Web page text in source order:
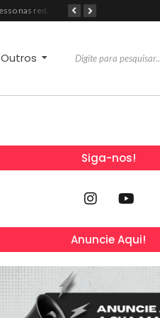
Do sucesso nas redes sociais à revelação no cenário musical, Beniicio Abraão lança “Me Perdeu”
Outros
Siga-nos!
Anuncie Aqui!